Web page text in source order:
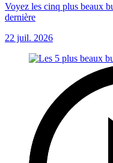
Voyez les cinq plus beaux
dernière
22 juil. 2026